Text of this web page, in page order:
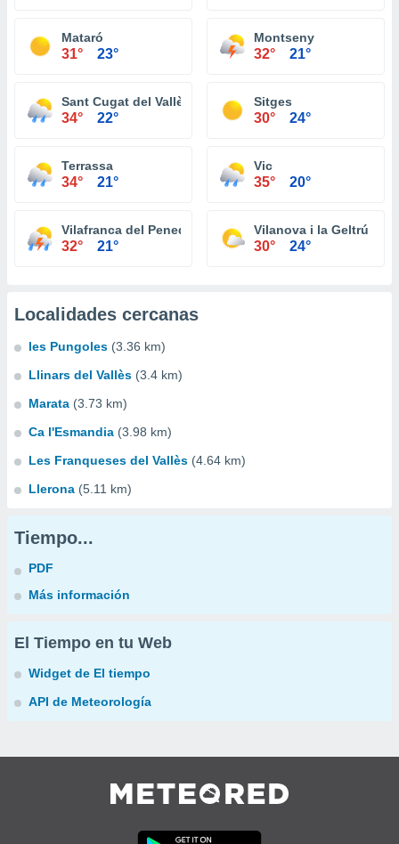
Mataró
31° 23°
Montseny
32° 21°
Sant Cugat del Vallès
34° 22°
Sitges
30° 24°
Terrassa
34° 21°
Vic
35° 20°
Vilafranca del Penedès
32° 21°
Vilanova i la Geltrú
30° 24°
Localidades cercanas
les Pungoles (3.36 km)
Llinars del Vallès (3.4 km)
Marata (3.73 km)
Ca l'Esmandia (3.98 km)
Les Franqueses del Vallès (4.64 km)
Llerona (5.11 km)
Tiempo...
PDF
Más información
El Tiempo en tu Web
Widget de El tiempo
API de Meteorología